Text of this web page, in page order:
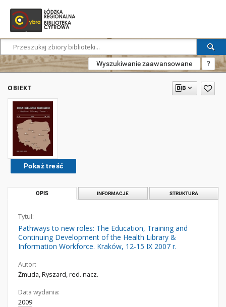
Wyszukiwanie zaawansowane ?
OBIEKT
Pokaż treść
OPIS INFORMACJE STRUKTURA
Tytuł:
Pathways to new roles: The Education, Training and
Continuing Development of the Health Library &
Information Workforce. Kraków, 12-15 IX 2007 r.
Autor:
Żmuda, Ryszard, red. nacz.
Data wydania:
2009